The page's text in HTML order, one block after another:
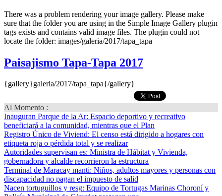
There was a problem rendering your image gallery. Please make
sure that the folder you are using in the Simple Image Gallery plugin
tags exists and contains valid image files. The plugin could not
locate the folder: images/galeria/2017/tapa_tapa
Paisajismo Tapa-Tapa 2017
{gallery}galeria/2017/tapa_tapa{/gallery}
Al Momento :
Inauguran Parque de la Ar: Espacio deportivo y recreativo
beneficiará a la comunidad, mientras que el Plan
Registro Único de Viviend: El censo está dirigido a hogares con
etiqueta roja o pérdida total y se realizar
Autoridades supervisan es: Ministra de Hábitat y Vivienda,
gobernadora y alcalde recorrieron la estructura
Terminal de Maracay manti: Niños, adultos mayores y personas con
discapacidad no pagan el impuesto de salid
Nacen tortuguillos y resg: Equipo de Tortugas Marinas Choroní y